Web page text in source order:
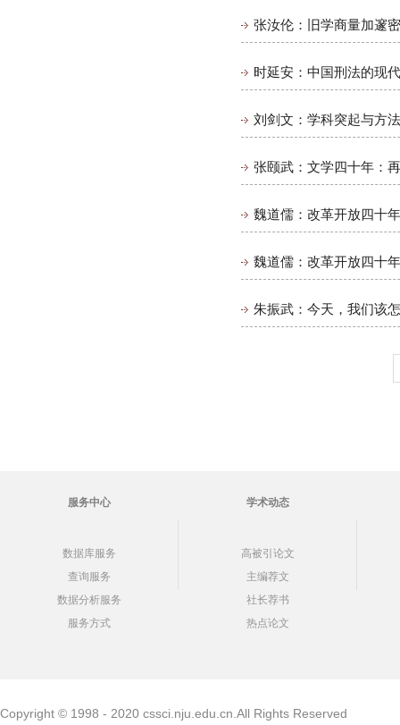
张汝伦：旧学商量加邃
时延安：中国刑法的现
刘剑文：学科突起与方
张颐武：文学四十年：
魏道儒：改革开放四十
魏道儒：改革开放四十
朱振武：今天，我们该